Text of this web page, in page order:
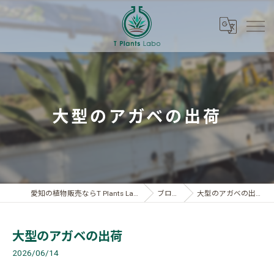
大型のアガベの出荷
愛知の植物販売ならT Plants Labo ブログ 大型のアガベの出荷
大型のアガベの出荷
2026/06/14